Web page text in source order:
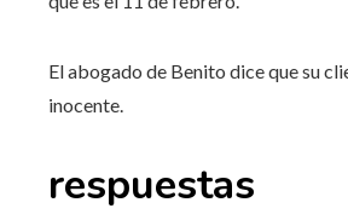
El abogado de Benito dice que su
inocente.
respuestas